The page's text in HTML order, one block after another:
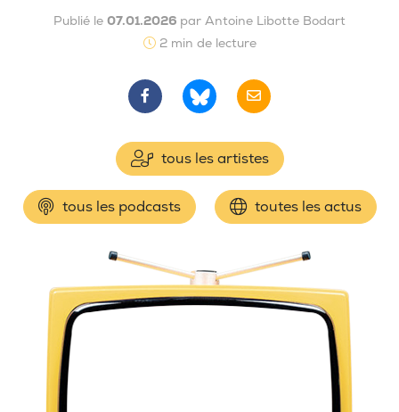
Publié le 07.01.2026 par Antoine Libotte Bodart
2 min de lecture
tous les artistes
tous les podcasts toutes les actus